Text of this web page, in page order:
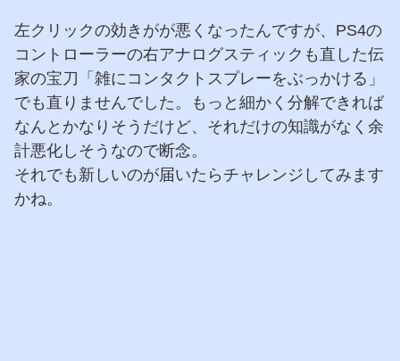
左クリックの効きがが悪くなったんですが、PS4の
コントローラーの右アナログスティックも直した伝
家の宝刀「雑にコンタクトスプレーをぶっかける」
でも直りませんでした。もっと細かく分解できれば
なんとかなりそうだけど、それだけの知識がなく余
計悪化しそうなので断念。
それでも新しいのが届いたらチャレンジしてみます
かね。